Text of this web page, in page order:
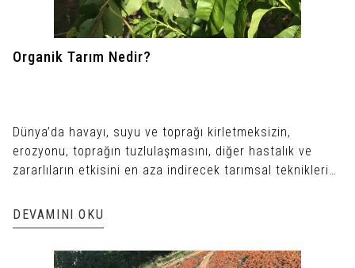
Organik Tarım Nedir?
Dünya’da havayı, suyu ve toprağı kirletmeksizin,
erozyonu, toprağın tuzlulaşmasını, diğer hastalık ve
zararlıların etkisini en aza indirecek tarımsal tekniklerin
artmaktadır. Bu ihtiyacı karşılayacak, doğaya dost
üretim metodu “Organik Tarım” olarak
DEVAMINI OKU